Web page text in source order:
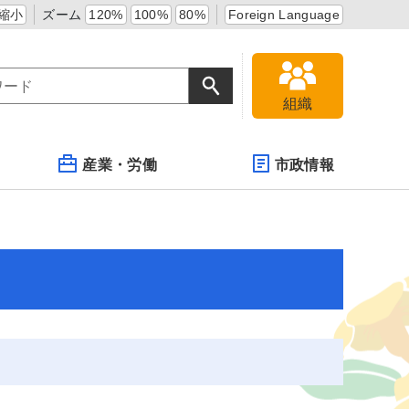
小 ズーム 120% 100% 80% Foreign Language
組織
産業・労働 市政情報